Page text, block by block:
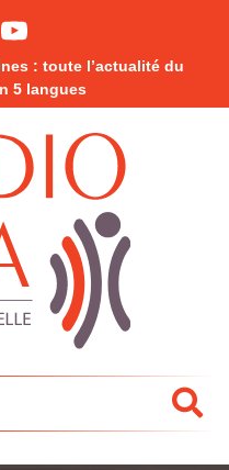
: toute l’actualité du
5 langues